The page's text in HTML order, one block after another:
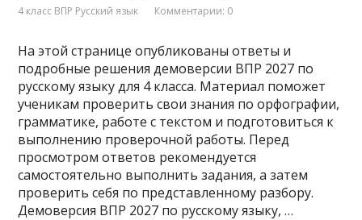
4 класс ВПР Русский язык Комментарии: 0
На этой странице опубликованы ответы и
подробные решения демоверсии ВПР 2027 по
русскому языку для 4 класса. Материал поможет
ученикам проверить свои знания по орфографии,
грамматике, работе с текстом и подготовиться к
выполнению проверочной работы. Перед
просмотром ответов рекомендуется
самостоятельно выполнить задания, а затем
проверить себя по представленному разбору.
Демоверсия ВПР 2027 по русскому языку, …